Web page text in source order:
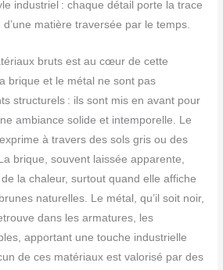
industriel : chaque détail porte la trace
d’une matière traversée par le temps.
bruts est au cœur de cette
brique et le métal ne sont pas
structurels : ils sont mis en avant pour
ambiance solide et intemporelle. Le
à travers des sols gris ou des
brique, souvent laissée apparente,
la chaleur, surtout quand elle affiche
naturelles. Le métal, qu’il soit noir,
dans les armatures, les
apportant une touche industrielle
de ces matériaux est valorisé par des